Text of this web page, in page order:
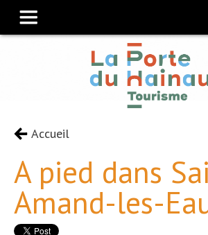
Accueil
A pied dans
Amand-les-